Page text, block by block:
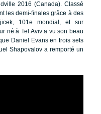
2016 (Canada). Classé
les demi-finales grâce à des
101e mondial, et sur
né à Tel Aviv a vu son beau
Daniel Evans en trois sets
Shapovalov a remporté un